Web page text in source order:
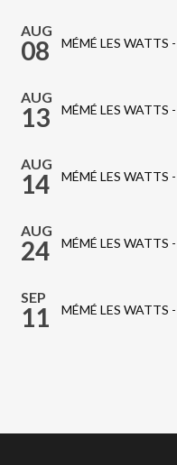
AUG
08 MÉMÉ LES WATTS
AUG
13 MÉMÉ LES WATTS
AUG
14 MÉMÉ LES WATTS
AUG
24 MÉMÉ LES
SEP
11 MÉMÉ LES WATTS